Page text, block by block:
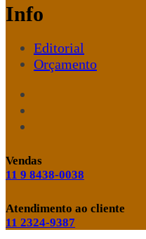
Info
Editorial
Orçamento
Vendas
11 9 8438-0038
Atendimento ao cliente
11 2324-9387